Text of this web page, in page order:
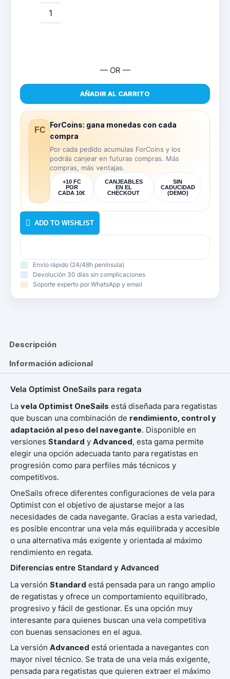
— OR —
AÑADIR AL CARRITO
FC
ForCoins: gana monedas con cada
compra
Por cada pedido acumulas ForCoins y los
podrás canjear en futuras compras. Más
compras, más ventajas.
+10 FC
POR
CADA 10€
CANJEABLES
EN EL
CHECKOUT
SIN
CADUCIDAD
(DEMO)
ADD TO WISHLIST
Envío rápido (24/48h península)
Devolución 30 días sin complicaciones
Soporte experto por WhatsApp y email
Descripción
Información adicional
Vela Optimist OneSails para regata
La vela Optimist OneSails está diseñada para regatistas
que buscan una combinación de rendimiento, control y
adaptación al peso del navegante. Disponible en
versiones Standard y Advanced, esta gama permite
elegir una opción adecuada tanto para regatistas en
progresión como para perfiles más técnicos y
competitivos.
OneSails ofrece diferentes configuraciones de vela para
Optimist con el objetivo de ajustarse mejor a las
necesidades de cada navegante. Gracias a esta variedad,
es posible encontrar una vela más equilibrada y accesible
o una alternativa más exigente y orientada al máximo
rendimiento en regata.
Diferencias entre Standard y Advanced
La versión Standard está pensada para un rango amplio
de regatistas y ofrece un comportamiento equilibrado,
progresivo y fácil de gestionar. Es una opción muy
interesante para quienes buscan una vela competitiva
con buenas sensaciones en el agua.
La versión Advanced está orientada a navegantes con
mayor nivel técnico. Se trata de una vela más exigente,
pensada para regatistas que quieren extraer el máximo